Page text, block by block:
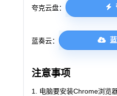
夸克云盘：
蓝奏云：
注意事项
电脑要安装Chrome浏览